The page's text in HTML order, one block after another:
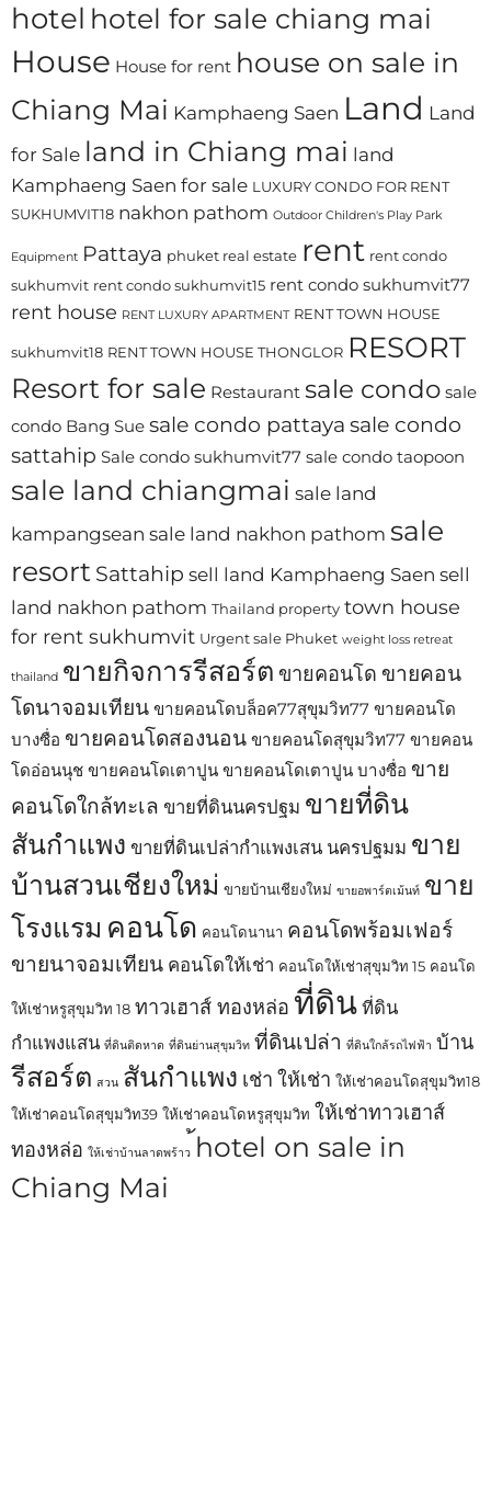
hotel hotel for sale chiang mai
House House for rent house on sale in
Chiang Mai Kamphaeng Saen Land Land
for Sale land in Chiang mai land
Kamphaeng Saen for sale LUXURY CONDO FOR RENT
SUKHUMVIT18 nakhon pathom Outdoor Children's Play Park
Equipment Pattaya phuket real estate rent rent condo
sukhumvit rent condo sukhumvit15 rent condo sukhumvit77
rent house RENT LUXURY APARTMENT RENT TOWN HOUSE
sukhumvit18 RENT TOWN HOUSE THONGLOR RESORT
Resort for sale Restaurant sale condo sale
condo Bang Sue sale condo pattaya sale condo
sattahip Sale condo sukhumvit77 sale condo taopoon
sale land chiangmai sale land
kampangsean sale land nakhon pathom sale
resort Sattahip sell land Kamphaeng Saen sell
land nakhon pathom Thailand property town house
for rent sukhumvit Urgent sale Phuket weight loss retreat
thailand ขายกิจการรีสอร์ต ขายคอนโด ขายคอน
โดนาจอมเทียน ขายคอนโดบล็อค77สุขุมวิท77 ขายคอนโด
บางซื่อ ขายคอนโดสองนอน ขายคอนโดสุขุมวิท77 ขายคอน
โดอ่อนนุช ขายคอนโดเตาปูน ขายคอนโดเตาปูน บางซื่อ ขาย
คอนโดใกล้ทะเล ขายที่ดินนครปฐม ขายที่ดิน
สันกำแพง ขายที่ดินเปล่ากำแพงเสน นครปฐมม ขาย
บ้านสวนเชียงใหม่ ขายบ้านเชียงใหม่ ขายอพาร์ตเม้นท์ ขาย
โรงแรม คอนโด คอนโดนานา คอนโดพร้อมเฟอร์
ขายนาจอมเทียน คอนโดให้เช่า คอนโดให้เช่าสุขุมวิท 15 คอนโด
ให้เช่าหรูสุขุมวิท 18 ทาวเฮาส์ ทองหล่อ ที่ดิน ที่ดิน
กำแพงแสน ที่ดินติดหาด ที่ดินย่านสุขุมวิท ที่ดินเปล่า ที่ดินใกล้รถไฟฟ้า บ้าน
รีสอร์ต สวน สันกำแพง เช่า ให้เช่า ให้เช่าคอนโดสุขุมวิท18
ให้เช่าคอนโดสุขุมวิท39 ให้เช่าคอนโดหรูสุขุมวิท ให้เช่าทาวเฮาส์
ทองหล่อ ให้เช่าบ้านลาดพร้าว ้hotel on sale in
Chiang Mai